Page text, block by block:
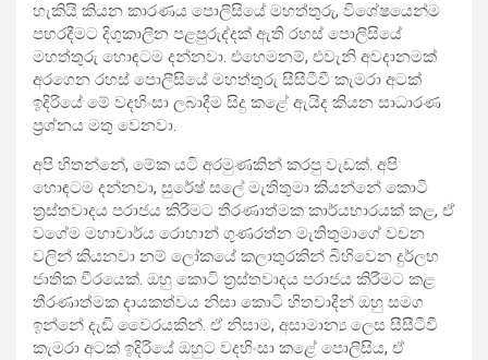
හැකියි කියන කාරණය පොලීසියේ මහත්තුරු, විශේෂයෙන්ම
පහරදීමට දිගුකාලීන පළපුරුද්දක් ඇති රහස් පොලීසියේ
මහත්තුරු හොඳටම දන්නවා. එහෙමනම්, එවැනි අවදානමක්
අරගෙන රහස් පොලීසියේ මහත්තුරු සීසීටීවී කැමරා අටක්
ඉදිරියේ මේ වදහිංසා ලබාදීම සිදු කළේ ඇයිද කියන සාධාරණ
ප්‍රශ්නය මතු වෙනවා.
අපි හිතන්නේ, මේක යටි අරමුණකින් කරපු වැඩක්. අපි
හොඳටම දන්නවා, සුරේෂ් සලේ මැතිතුමා කියන්නේ කොටි
ත්‍රස්තවාදය පරාජය කිරීමට තීරණාත්මක කාර්යභාරයක් කළ, ඒ
වගේම මහාචාර්ය රොහාන් ගුණරත්න මැතිතුමාගේ වචන
වලින් කියනවා නම් ලෝකයේ කලාතුරකින් බිහිවෙන දුර්ලභ
ජාතික වීරයෙක්. ඔහු කොටි ත්‍රස්තවාදය පරාජය කිරීමට කළ
තීරණාත්මක දායකත්වය නිසා කොටි හිතවාදීන් ඔහු සමග
ඉන්නේ දැඩි වෛරයකින්. ඒ නිසාම, අසාමාන්‍ය ලෙස සීසීටීවී
කැමරා අටක් ඉදිරියේ ඔහුට වදහිංසා කළේ පොලීසිය, ඒ